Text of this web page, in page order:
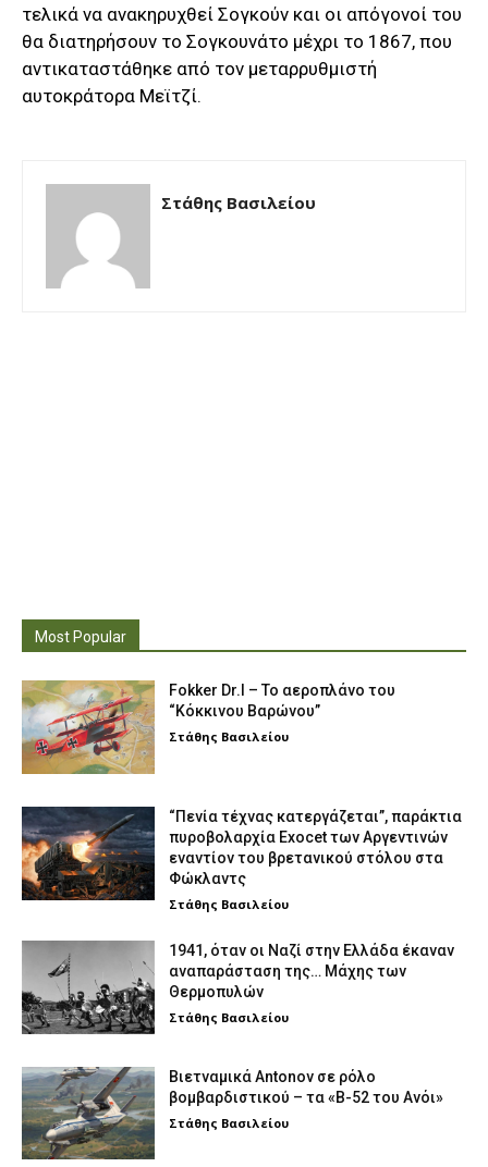
τελικά να ανακηρυχθεί Σογκούν και οι απόγονοί του
θα διατηρήσουν το Σογκουνάτο μέχρι το 1867, που
αντικαταστάθηκε από τον μεταρρυθμιστή
αυτοκράτορα Μεϊτζί.
Στάθης Βασιλείου
Most Popular
Fokker Dr.I – To αεροπλάνο του
“Κόκκινου Βαρώνου”
Στάθης Βασιλείου
“Πενία τέχνας κατεργάζεται”, παράκτια
πυροβολαρχία Exocet των Αργεντινών
εναντίον του βρετανικού στόλου στα
Φώκλαντς
Στάθης Βασιλείου
1941, όταν οι Ναζί στην Ελλάδα έκαναν
αναπαράσταση της… Μάχης των
Θερμοπυλών
Στάθης Βασιλείου
Βιετναμικά Antonov σε ρόλο
βομβαρδιστικού – τα «Β-52 του Ανόι»
Στάθης Βασιλείου